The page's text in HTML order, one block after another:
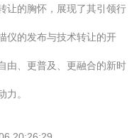
让的胸怀，展现了其引领行
仪的发布与技术转让的开
由、更普及、更融合的新时
。